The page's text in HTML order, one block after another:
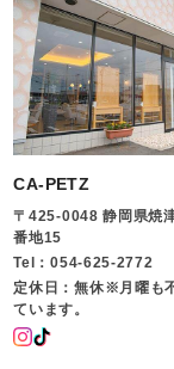
CA-PETZ
〒425-0048 静岡県焼
番地15
Tel：054-625-2772
定休日：無休※月曜も
ています。